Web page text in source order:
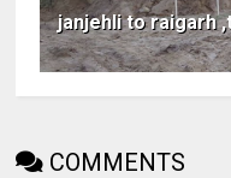
janjehli to raigarh
COMMENTS